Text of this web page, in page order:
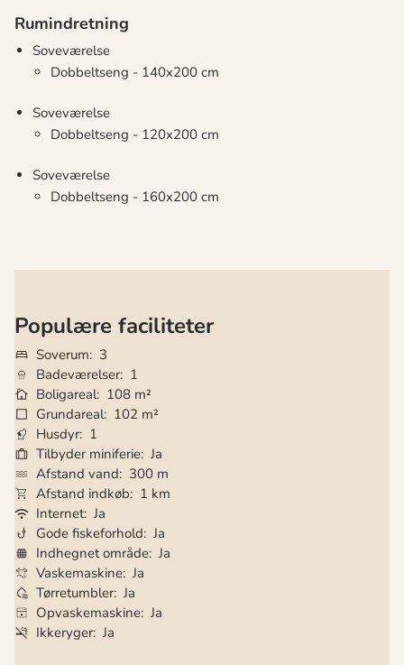
Rumindretning
Soveværelse
Dobbeltseng - 140x200 cm
Soveværelse
Dobbeltseng - 120x200 cm
Soveværelse
Dobbeltseng - 160x200 cm
Populære faciliteter
Soverum
3
Badeværelser 1
Boligareal 108 m²
Grundareal 102 m²
Husdyr 1
Tilbyder miniferie Ja
Afstand vand
300 m
Afstand indkøb
1 km
Internet Ja
Gode fiskeforhold Ja
Indhegnet område Ja
Vaskemaskine Ja
Tørretumbler Ja
Opvaskemaskine Ja
Ikkeryger Ja